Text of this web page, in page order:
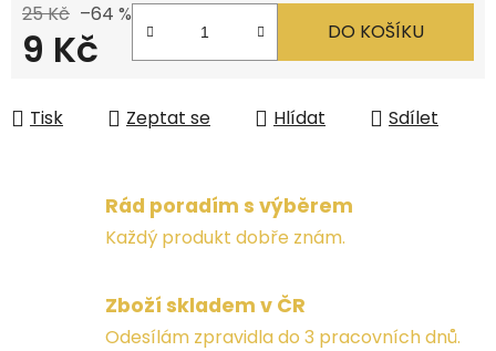
25 Kč –64 %
9 Kč DO KOŠÍKU
Tisk Zeptat se Hlídat Sdílet
Rád poradím s výběrem
Každý produkt dobře znám.
Zboží skladem v ČR
Odesílám zpravidla do 3 pracovních dnů.